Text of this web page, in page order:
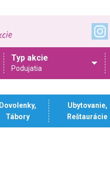
Typ akcie
Podujatia
Dovolenky,
Tábory
Ubytovanie,
Reštaurácie